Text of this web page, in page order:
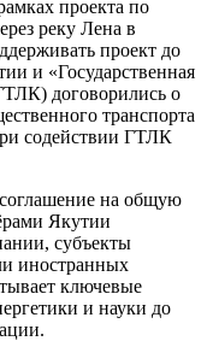
проекта по
реку Лена в
проект до
и «Государственная
договорились о
транспорта
содействии ГТЛК
на общую
Якутии
субъекты
иностранных
ключевые
и науки до